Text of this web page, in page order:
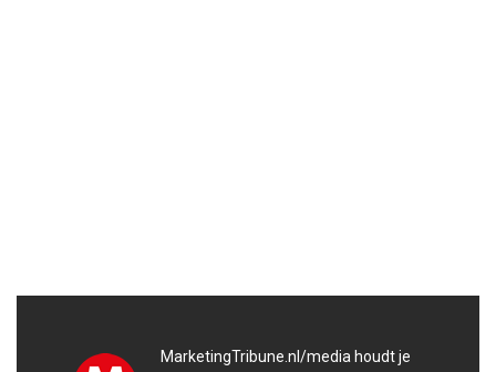
MarketingTribune.nl/media houdt je